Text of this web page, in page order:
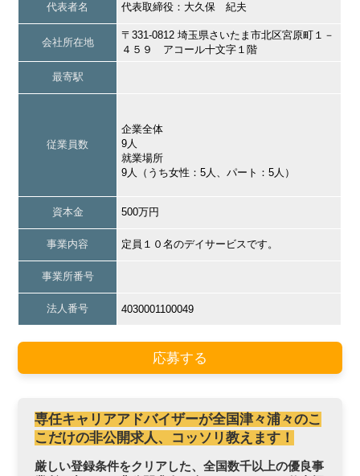
代表者名 代表取締役：大久保 紀夫
会社所在地
〒331-0812 埼玉県さいたま市北区宮原町１－
４５９ アコール十文字１階
最寄駅
従業員数
企業全体
9人
就業場所
9人（うち女性：5人、パート：5人）
資本金 500万円
事業内容 定員１０名のデイサービスです。
事業所番号
法人番号 4030001100049
応募する
専任キャリアアドバイザーが全国津々浦々のこ
こだけの非公開求人、コッソリ教えます！
厳しい登録条件をクリアした、全国数千以上の優良事